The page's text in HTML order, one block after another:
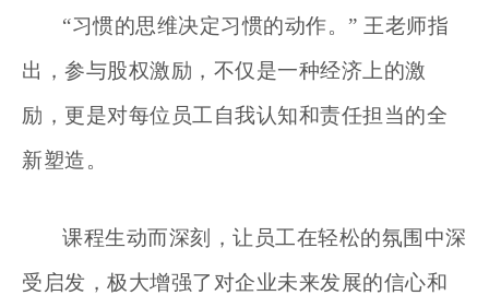
“习惯的思维决定习惯的动作。 ” 王老师指
出，参与股权激励，不仅是一种经济上的激
励，更是对每位员工自我认知和责任担当的全
新塑造。
课程生动而深刻，让员工在轻松的氛围中深
受启发，极大增强了对企业未来发展的信心和